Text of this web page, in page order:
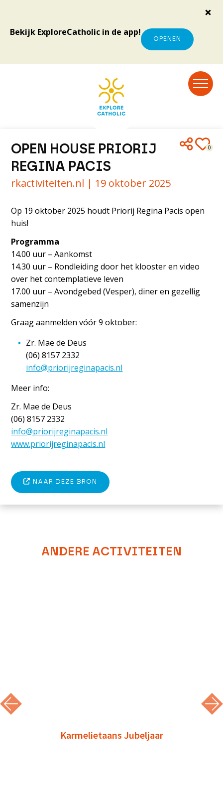
Bekijk ExploreCatholic in de app!
OPENEN
0
OPEN HOUSE PRIORIJ
REGINA PACIS
rkactiviteiten.nl | 19 oktober 2025
Op 19 oktober 2025 houdt Priorij Regina Pacis open
huis!
Programma
14.00 uur – Aankomst
14.30 uur – Rondleiding door het klooster en video
over het contemplatieve leven
17.00 uur – Avondgebed (Vesper), diner en gezellig
samenzijn
Graag aanmelden vóór 9 oktober:
Zr. Mae de Deus
(06) 8157 2332
info@priorijreginapacis.nl
Meer info:
Zr. Mae de Deus
(06) 8157 2332
info@priorijreginapacis.nl
www.priorijreginapacis.nl
NAAR DEZE BRON
ANDERE ACTIVITEITEN
Karmelietaans Jubeljaar